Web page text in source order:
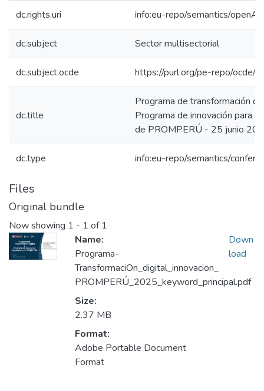
dc.rights.uri info:eu-repo/semantics/
dc.subject Sector multisectorial
dc.subject.ocde https://purl.org/pe-repo/ocde/
dc.title
Programa de transformación
Programa de innovación para
de PROMPERÚ - 25 junio
dc.type info:eu-repo/semantics/
Files
Original bundle
Now showing 1 - 1 of 1
Name:
Programa-
TransformaciOn_digital_innovacion_
PROMPERÚ_2025_keyword_principal.pdf
Size:
2.37 MB
Format:
Adobe Portable Document
Format
Down
load